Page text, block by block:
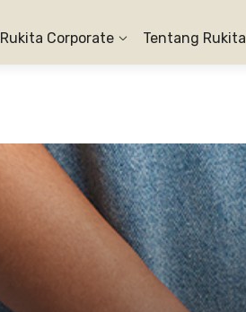
Rukita Corporate Tentang Rukita